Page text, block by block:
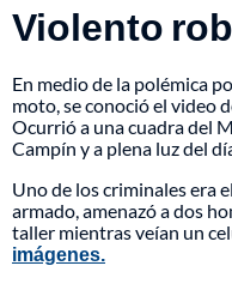
Violento
En medio de la polémica
moto, se conoció el video
Ocurrió a una cuadra del
Campín y a plena luz del
Uno de los criminales era
armado, amenazó a dos
taller mientras veían un
imágenes.